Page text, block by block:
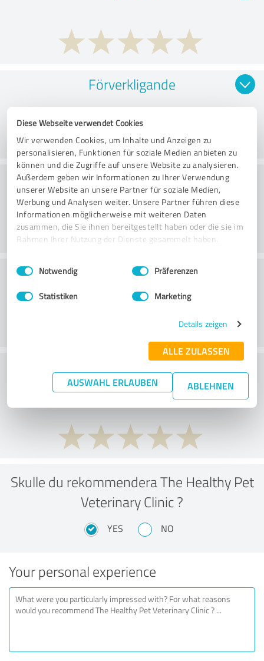
Diese Webseite verwendet Cookies
Wir verwenden Cookies, um Inhalte und Anzeigen zu
personalisieren, Funktionen für soziale Medien anbieten zu
können und die Zugriffe auf unsere Website zu analysieren.
Außerdem geben wir Informationen zu Ihrer Verwendung
unserer Website an unsere Partner für soziale Medien,
Werbung und Analysen weiter. Unsere Partner führen diese
Informationen möglicherweise mit weiteren Daten
zusammen, die Sie ihnen bereitgestellt haben oder die sie im
Rahmen Ihrer Nutzung der Dienste gesammelt haben.
Impressum Datenschutzbestimmungen
Einwilligungsauswahl
Notwendig Präferenzen
Statistiken Marketing
Details zeigen
ALLE ZULASSEN
AUSWAHL ERLAUBEN ABLEHNEN
Förverkligande
Rådgivning
Kundservice
What do you think of the price to
performance ratio?
Skulle du rekommendera The Healthy Pet
Veterinary Clinic ?
YES NO
Your personal experience